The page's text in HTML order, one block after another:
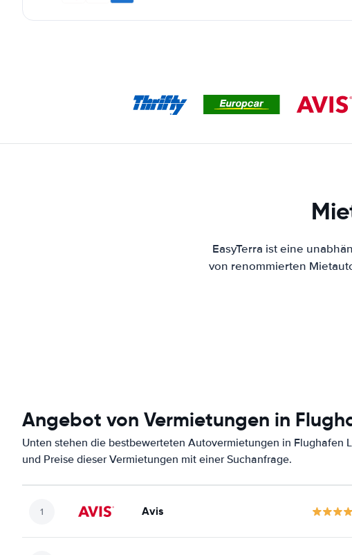
EasyTerra ist eine
von renommierten
Angebot von Vermietungen in
Unten stehen die bestbewerteten Autovermietungen in Flughafen
und Preise dieser Vermietungen mit einer Suchanfrage.
Avis